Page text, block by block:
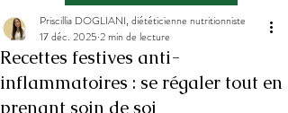
Recettes festives anti-
inflammatoires : se régaler tout en
prenant soin de soi
Priscillia DOGLIANI, diététicienne nutritionniste
17 déc. 2025 2 min de lecture